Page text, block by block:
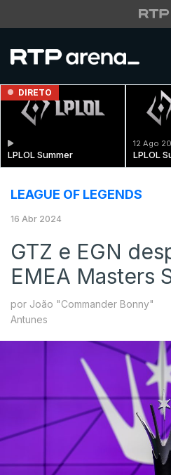
DIRETO
LPLOL Summer
12 Ago
LPLOL
LEAGUE OF LEGENDS
16 Abr 2024
GTZ e EGN
EMEA Masters
por João "Commander Bonny"
Antunes